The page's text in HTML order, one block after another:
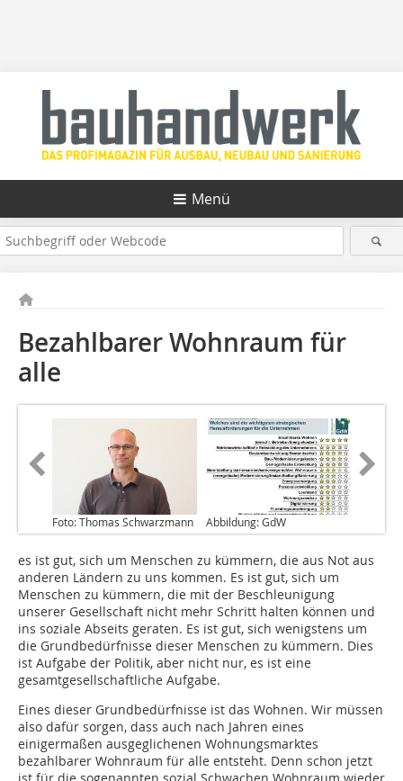
Menü
Bezahlbarer Wohnraum für
alle
Foto: Thomas Schwarzmann Abbildung: GdW
es ist gut, sich um Menschen zu kümmern, die aus Not aus
anderen Ländern zu uns kommen. Es ist gut, sich um
Menschen zu kümmern, die mit der Beschleunigung
unserer Gesellschaft nicht mehr Schritt halten können und
ins soziale Abseits geraten. Es ist gut, sich wenigstens um
die Grundbedürfnisse dieser Menschen zu kümmern. Dies
ist Aufgabe der Politik, aber nicht nur, es ist eine
gesamtgesellschaftliche Aufgabe.
Eines dieser Grundbedürfnisse ist das Wohnen. Wir müssen
also dafür sorgen, dass auch nach Jahren eines
einigermaßen ausgeglichenen Wohnungsmarktes
bezahlbarer Wohnraum für alle entsteht. Denn schon jetzt